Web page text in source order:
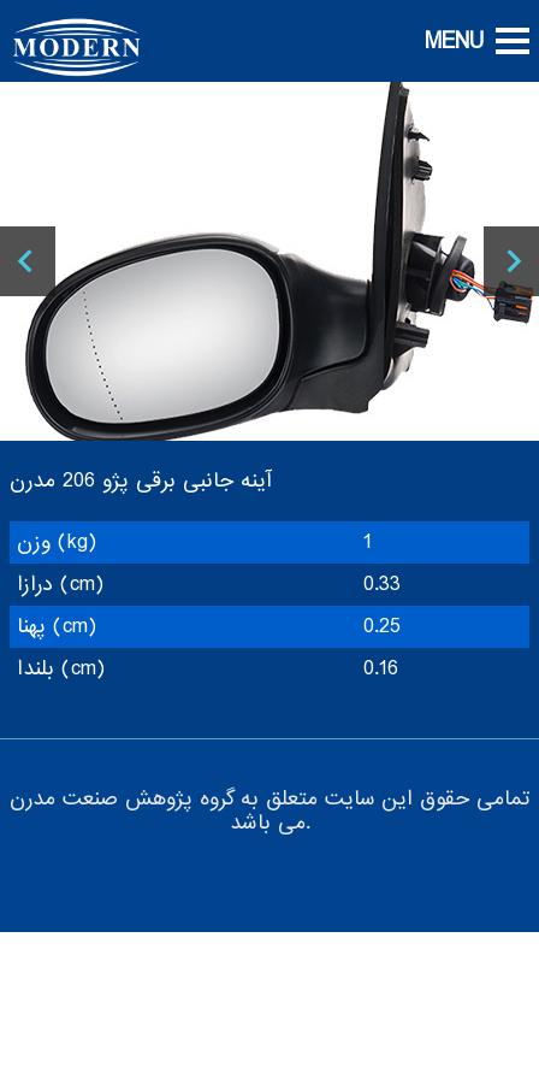
آینه جانبی برقی پژو 206 مدرن
وزن (kg)
1
درازا (cm)
0.33
پهنا (cm)
0.25
بلندا (cm)
0.16
تمامی حقوق این سایت متعلق به گروه پژوهش صنعت مدرن
می باشد.